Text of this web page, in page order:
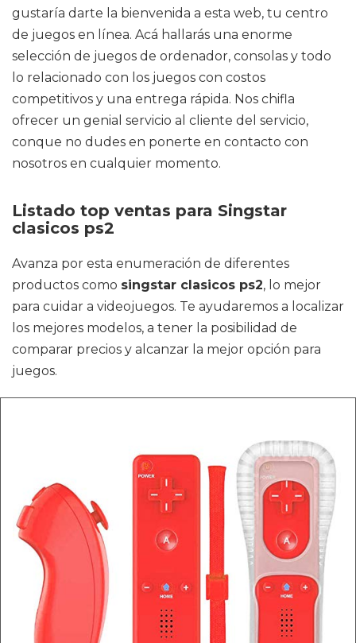
gustaría darte la bienvenida a esta web, tu centro
de juegos en línea. Acá hallarás una enorme
selección de juegos de ordenador, consolas y todo
lo relacionado con los juegos con costos
competitivos y una entrega rápida. Nos chifla
ofrecer un genial servicio al cliente del servicio,
conque no dudes en ponerte en contacto con
nosotros en cualquier momento.
Listado top ventas para Singstar
clasicos ps2
Avanza por esta enumeración de diferentes
productos como singstar clasicos ps2, lo mejor
para cuidar a videojuegos. Te ayudaremos a localizar
los mejores modelos, a tener la posibilidad de
comparar precios y alcanzar la mejor opción para
juegos.